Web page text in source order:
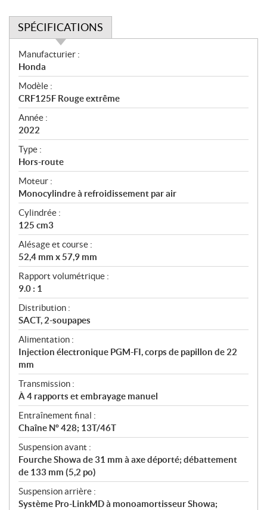
SPÉCIFICATIONS
S
p
é
c
i
f
i
c
a
t
i
o
n
s
Manufacturier :
Honda
Modèle :
CRF125F Rouge extrême
Année :
2022
Type :
Hors-route
Moteur :
Monocylindre à refroidissement par air
Cylindrée :
125 cm3
Alésage et course :
52,4 mm x 57,9 mm
Rapport volumétrique :
9.0 : 1
Distribution :
SACT, 2-soupapes
Alimentation :
Injection électronique PGM-FI, corps de papillon de 22
mm
Transmission :
À 4 rapports et embrayage manuel
Entraînement final :
Chaîne Nº 428; 13T/46T
Suspension avant :
Fourche Showa de 31 mm à axe déporté; débattement
de 133 mm (5,2 po)
Suspension arrière :
Système Pro-LinkMD à monoamortisseur Showa;